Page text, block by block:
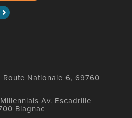
Route Nationale 6, 69760
Av. Escadrille
Blagnac